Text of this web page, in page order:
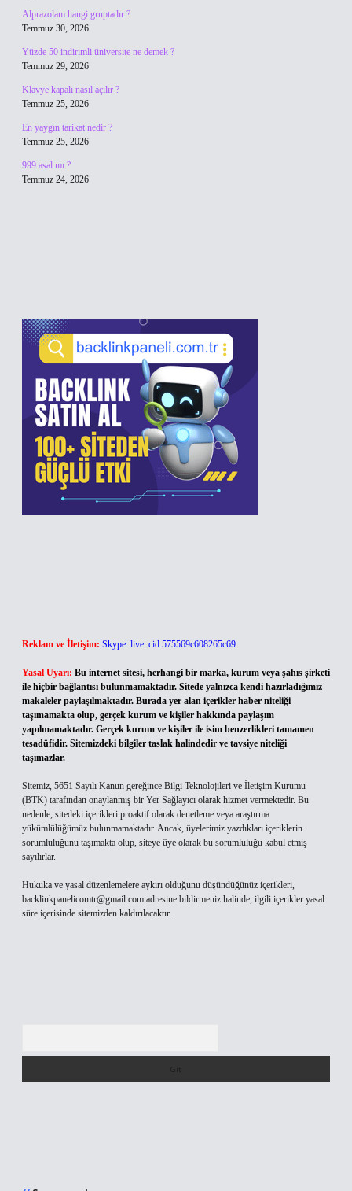
Alprazolam hangi gruptadır ?
Temmuz 30, 2026
Yüzde 50 indirimli üniversite ne demek ?
Temmuz 29, 2026
Klavye kapalı nasıl açılır ?
Temmuz 25, 2026
En yaygın tarikat nedir ?
Temmuz 25, 2026
999 asal mı ?
Temmuz 24, 2026
Reklam ve İletişim: Skype: live:.cid.575569c608265c69
Yasal Uyarı: Bu internet sitesi, herhangi bir marka, kurum veya şahıs şirketi
ile hiçbir bağlantısı bulunmamaktadır. Sitede yalnızca kendi hazırladığımız
makaleler paylaşılmaktadır. Burada yer alan içerikler haber niteliği
taşımamakta olup, gerçek kurum ve kişiler hakkında paylaşım
yapılmamaktadır. Gerçek kurum ve kişiler ile isim benzerlikleri tamamen
tesadüfidir. Sitemizdeki bilgiler taslak halindedir ve tavsiye niteliği
taşımazlar.
Sitemiz, 5651 Sayılı Kanun gereğince Bilgi Teknolojileri ve İletişim Kurumu
(BTK) tarafından onaylanmış bir Yer Sağlayıcı olarak hizmet vermektedir. Bu
nedenle, sitedeki içerikleri proaktif olarak denetleme veya araştırma
yükümlülüğümüz bulunmamaktadır. Ancak, üyelerimiz yazdıkları içeriklerin
sorumluluğunu taşımakta olup, siteye üye olarak bu sorumluluğu kabul etmiş
sayılırlar.
Hukuka ve yasal düzenlemelere aykırı olduğunu düşündüğünüz içerikleri,
backlinkpanelicomtr@gmail.com adresine bildirmeniz halinde, ilgili içerikler yasal
süre içerisinde sitemizden kaldırılacaktır.